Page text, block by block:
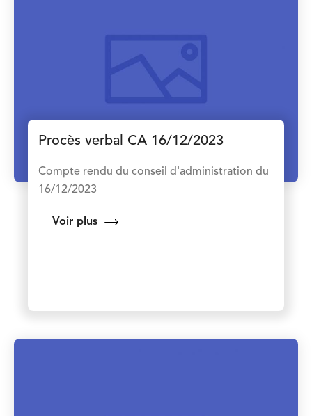
Procès verbal CA 16/12/2023
Compte rendu du conseil d'administration du
16/12/2023
Voir plus